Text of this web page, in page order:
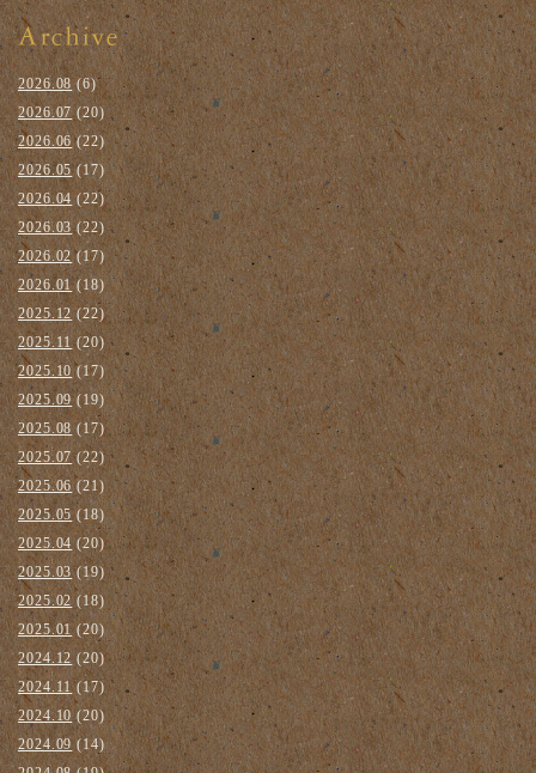
2026.08 (6)
2026.07(20)
2026.06(22)
2026.05(17)
2026.04 (22)
2026.03(22)
2026.02(17)
2026.01(18)
2025.12(22)
2025.11(20)
2025.10 (17)
2025.09(19)
2025.08 (17)
2025.07(22)
2025.06(21)
2025.05(18)
2025.04 (20)
2025.03(19)
2025.02(18)
2025.01(20)
2024.12 (20)
2024.11(17)
2024.10(20)
2024.09(14)